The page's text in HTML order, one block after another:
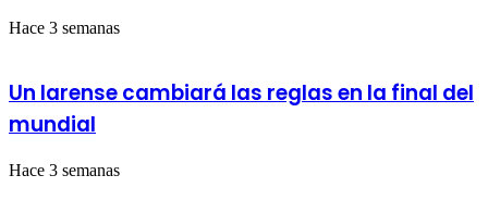
Hace 3 semanas
Un larense cambiará las reglas en la final del
mundial
Hace 3 semanas